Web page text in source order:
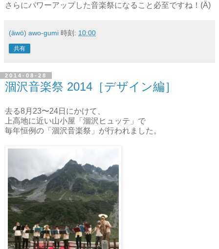
さらにパワーアップした音楽祭になること必至ですね！(Ä)
(äwö) awo-gumi 時刻: 10:00
共有
2014-08-28
涸沢音楽祭 2014［デザイン編］
去る8月23〜24日にかけて、
上高地に近い山小屋「涸沢ヒュッテ」で
毎年恒例の「涸沢音楽祭」が行われました。